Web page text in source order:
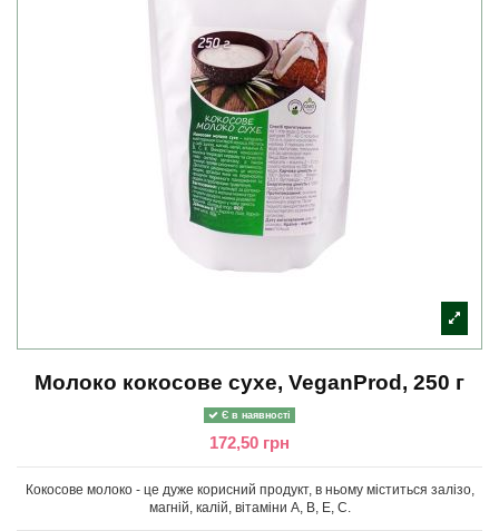
Молоко кокосове сухе, VeganProd, 250 г
Є в наявності
172,50 грн
Кокосове молоко - це дуже корисний продукт, в ньому міститься залізо,
магній, калій, вітаміни А, В, Е, С.